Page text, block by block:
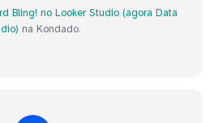
Bling! no Looker Studio (agora Data
na Kondado.